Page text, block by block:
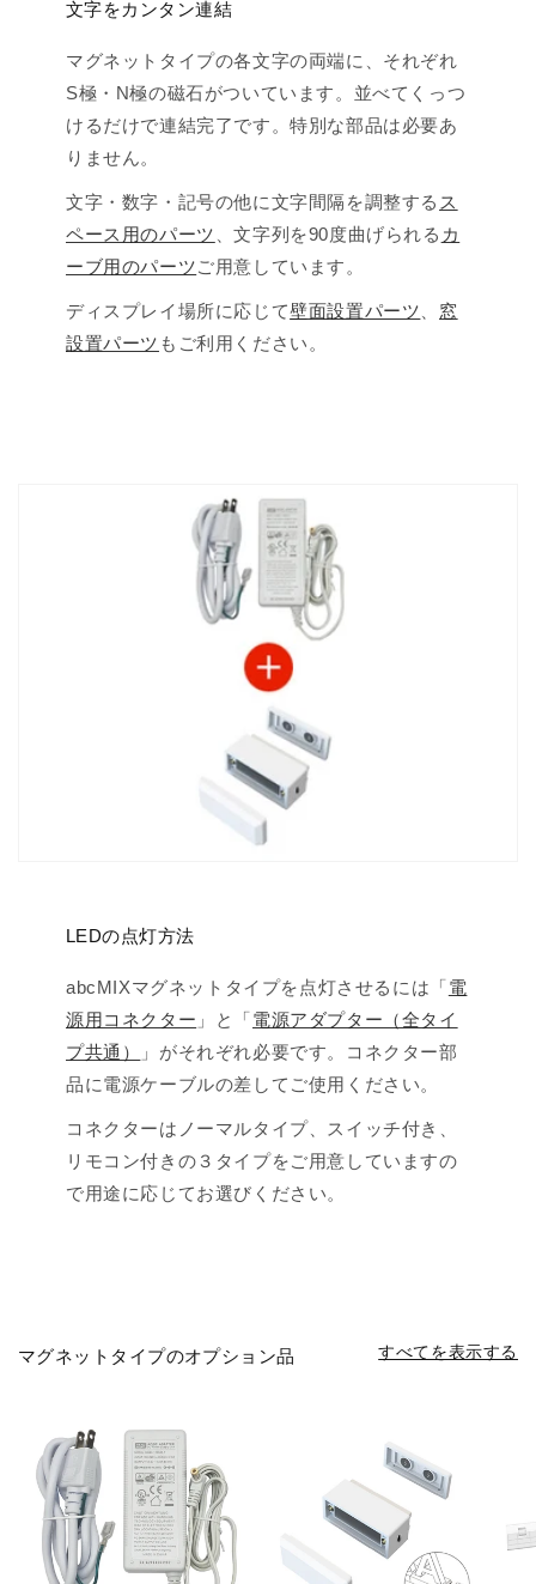
文字をカンタン連結
マグネットタイプの各文字の両端に、それぞれ
S極・N極の磁石がついています。並べてくっつ
けるだけで連結完了です。特別な部品は必要あ
りません。
文字・数字・記号の他に文字間隔を調整する ス
ペース用のパーツ
、文字列を90度曲げられる カ
ーブ用のパーツご用意しています。
ディスプレイ場所に応じて壁面設置パーツ
窓
設置パーツ もご利用ください。
LEDの点灯方法
abcMIXマグネットタイプを点灯させるには「電
源用コネクター 」と「電源アダプター（全タイ
プ共通）
」がそれぞれ必要です。コネクター部
品に電源ケーブルの差してご使用ください。
コネクターはノーマルタイプ、スイッチ付き、
リモコン付きの３タイプをご用意していますの
で用途に応じてお選びください。
マグネットタイプのオプション品 すべてを表示する